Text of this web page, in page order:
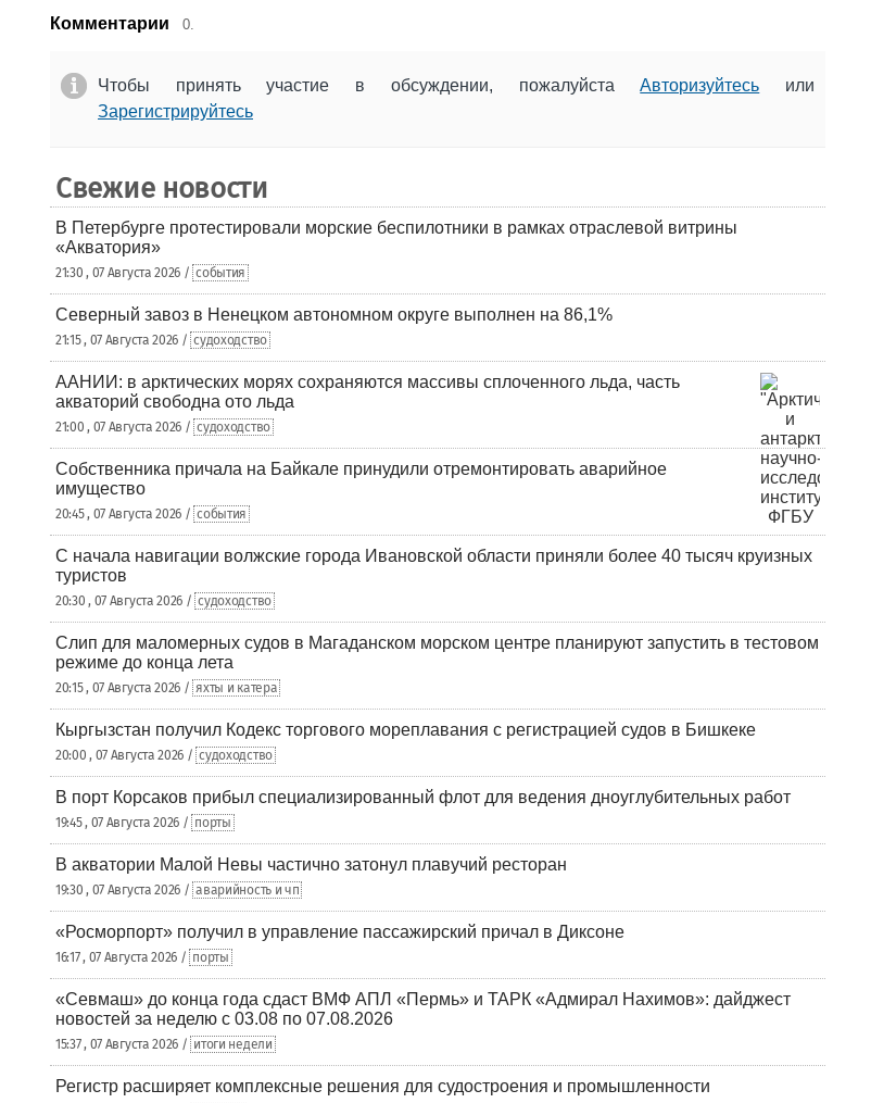
Комментарии 0.
Чтобы принять участие в обсуждении, пожалуйстаАвторизуйтесь или
Зарегистрируйтесь
Свежие новости
В Петербурге протестировали морские беспилотники в рамках отраслевой витрины
«Акватория»
21:30 , 07 Августа 2026 / события
Северный завоз в Ненецком автономном округе выполнен на 86,1%
21:15 , 07 Августа 2026 / судоходство
ААНИИ: в арктических морях сохраняются массивы сплоченного льда, часть
акваторий свободна ото льда
21:00 , 07 Августа 2026 / судоходство
Собственника причала на Байкале принудили отремонтировать аварийное
имущество
20:45 , 07 Августа 2026 / события
С начала навигации волжские города Ивановской области приняли более 40 тысяч круизных
туристов
20:30 , 07 Августа 2026 / судоходство
Слип для маломерных судов в Магаданском морском центре планируют запустить в тестовом
режиме до конца лета
20:15 , 07 Августа 2026 / яхты и катера
Кыргызстан получил Кодекс торгового мореплавания с регистрацией судов в Бишкеке
20:00 , 07 Августа 2026 / судоходство
В порт Корсаков прибыл специализированный флот для ведения дноуглубительных работ
19:45 , 07 Августа 2026 / порты
В акватории Малой Невы частично затонул плавучий ресторан
19:30 , 07 Августа 2026 / аварийность и чп
«Росморпорт» получил в управление пассажирский причал в Диксоне
16:17 , 07 Августа 2026 / порты
«Севмаш» до конца года сдаст ВМФ АПЛ «Пермь» и ТАРК «Адмирал Нахимов»: дайджест
новостей за неделю с 03.08 по 07.08.2026
15:37 , 07 Августа 2026 / итоги недели
Регистр расширяет комплексные решения для судостроения и промышленности